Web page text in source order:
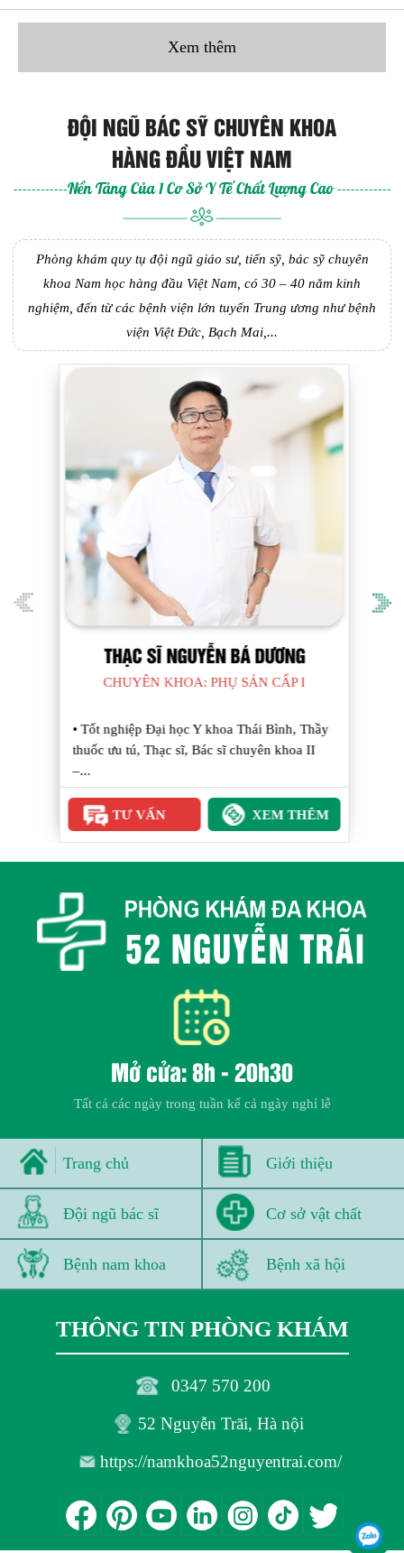
Xem thêm
ĐỘI NGŨ BÁC SỸ CHUYÊN KHOA
HÀNG ĐẦU VIỆT NAM
------------Nền Tảng Của 1 Cơ Sở Y Tế Chất Lượng Cao ------------
Phòng khám quy tụ đội ngũ giáo sư, tiến sỹ, bác sỹ chuyên
khoa Nam học hàng đầu Việt Nam, có 30 – 40 năm kinh
nghiệm, đến từ các bệnh viện lớn tuyến Trung ương như bệnh
viện Việt Đức, Bạch Mai,...
THẠC SĨ NGUYỄN BÁ DƯƠNG
CHUYÊN KHOA: PHỤ SẢN CẤP I
• Tốt nghiệp Đại học Y khoa Thái Bình, Thầy
thuốc ưu tú, Thạc sĩ, Bác sĩ chuyên khoa II
–...
TƯ VẤN XEM THÊM
Mở cửa: 8h - 20h30
Tất cả các ngày trong tuần kể cả ngày nghỉ lễ
Trang chủ Giới thiệu
Đội ngũ bác sĩ Cơ sở vật chất
Bệnh nam khoa Bệnh xã hội
THÔNG TIN PHÒNG KHÁM
0347 570 200
52 Nguyễn Trãi, Hà nội
https://namkhoa52nguyentrai.com/